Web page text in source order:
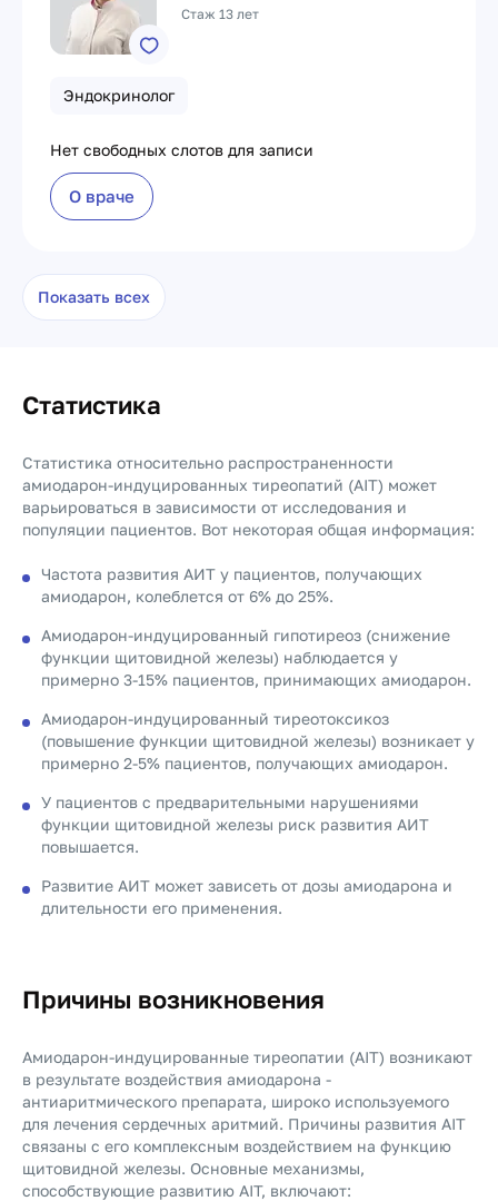
Стаж 13 лет
Эндокринолог
Нет свободных слотов для записи
О враче
Показать всех
Статистика
Статистика относительно распространенности
амиодарон-индуцированных тиреопатий (AIT) может
варьироваться в зависимости от исследования и
популяции пациентов. Вот некоторая общая информация:
Частота развития АИТ у пациентов, получающих
амиодарон, колеблется от 6% до 25%.
Амиодарон-индуцированный гипотиреоз (снижение
функции щитовидной железы) наблюдается у
примерно 3-15% пациентов, принимающих амиодарон.
Амиодарон-индуцированный тиреотоксикоз
(повышение функции щитовидной железы) возникает у
примерно 2-5% пациентов, получающих амиодарон.
У пациентов с предварительными нарушениями
функции щитовидной железы риск развития АИТ
повышается.
Развитие АИТ может зависеть от дозы амиодарона и
длительности его применения.
Причины возникновения
Амиодарон-индуцированные тиреопатии (AIT) возникают
в результате воздействия амиодарона -
антиаритмического препарата, широко используемого
для лечения сердечных аритмий. Причины развития AIT
связаны с его комплексным воздействием на функцию
щитовидной железы. Основные механизмы,
способствующие развитию AIT, включают: